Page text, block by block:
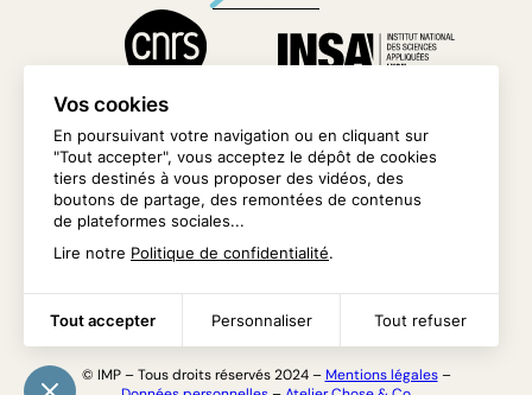
NOUS CONTACTER
© IMP – Tous droits réservés 2024 – Mentions légales–
Vos cookies
En poursuivant votre navigation ou en cliquant sur
"Tout accepter", vous acceptez le dépôt de cookies
tiers destinés à vous proposer des vidéos, des
boutons de partage, des remontées de contenus
de plateformes sociales...
Lire notre Politique de confidentialité.
Tout accepter Personnaliser Tout refuser